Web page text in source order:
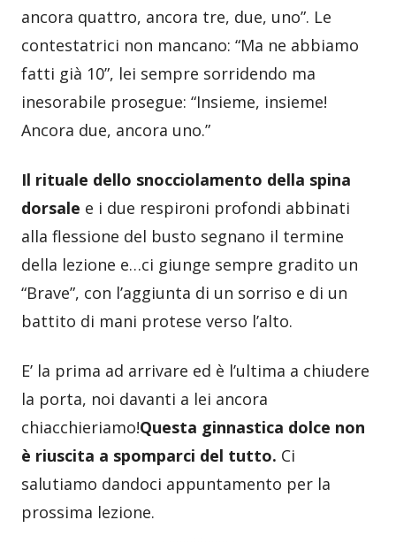
ancora quattro, ancora tre, due, uno”. Le
contestatrici non mancano: “Ma ne abbiamo
fatti già 10”, lei sempre sorridendo ma
inesorabile prosegue: “Insieme, insieme!
Ancora due, ancora uno.”
Il rituale dello snocciolamento della spina
dorsale e i due respironi profondi abbinati
alla flessione del busto segnano il termine
della lezione e…ci giunge sempre gradito un
“Brave”, con l’aggiunta di un sorriso e di un
battito di mani protese verso l’alto.
E’ la prima ad arrivare ed è l’ultima a chiudere
la porta, noi davanti a lei ancora
chiacchieriamo!Questa ginnastica dolce non
è riuscita a spomparci del tutto. Ci
salutiamo dandoci appuntamento per la
prossima lezione.